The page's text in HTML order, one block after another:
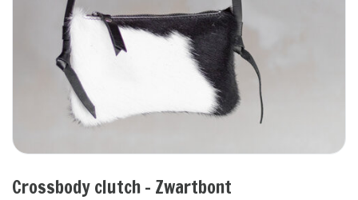
Crossbody clutch - Zwartbont